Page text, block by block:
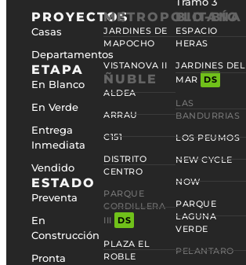
PROYECTOS
Casas
Departamentos
ETAPA
En Blanco
En Verde
Entrega
Inmediata
Vendido
ESTADO
Preventa
En
Construcción
Pronta
METROPOLITANA
JARDINES DE
MAPOCHO
VISTANOVA II
ÑUBLE
ALDEA
ARRAU
C151
DISTRITO
CENTRO
PARQUE
CORDILLERA
III
DS
PLAZA EL
ROBLE
BIO-BÍO
ESPACIO
HERAS
JARDINES DEL
MAR
DS
LAS
BANDURRIAS
LOS PEUMOS
NEW CYCLE
NOW
PARQUE
LAGUNA
VERDE
PELANTARO